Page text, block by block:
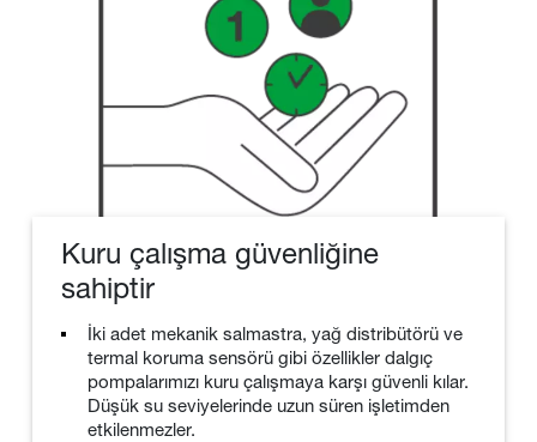
Kuru çalışma güvenliğine
sahiptir
İki adet mekanik salmastra, yağ distribütörü ve
termal koruma sensörü gibi özellikler dalgıç
pompalarımızı kuru çalışmaya karşı güvenli kılar.
Düşük su seviyelerinde uzun süren işletimden
etkilenmezler.